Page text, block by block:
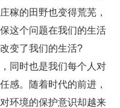
稼的田野也变得荒芜，
这个问题在我们的生活
变了我们的生活?
同时也是我们每个人对
感。随着时代的前进，
环境的保护意识却越来